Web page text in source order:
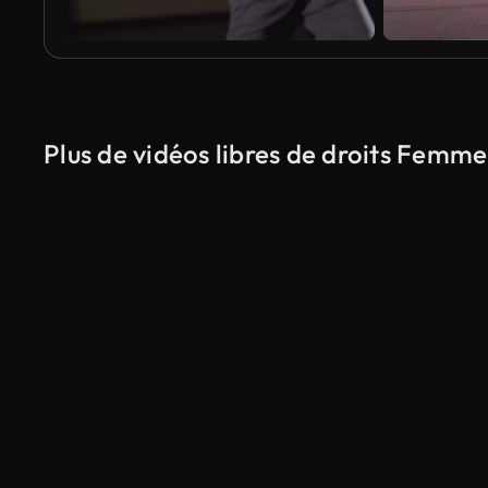
Plus de vidéos libres de droits